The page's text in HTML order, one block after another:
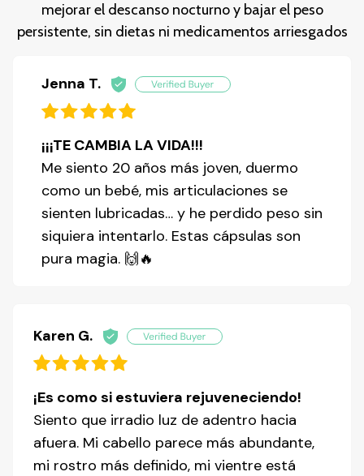
mejorar el descanso nocturno y bajar el peso
persistente, sin dietas ni medicamentos arriesgados
Jenna T.
¡¡¡TE CAMBIA LA VIDA!!!
Me siento 20 años más joven, duermo
como un bebé, mis articulaciones se
sienten lubricadas… y he perdido peso sin
siquiera intentarlo. Estas cápsulas son
pura magia. 🙌🔥
Karen G.
¡Es como si estuviera rejuveneciendo!
Siento que irradio luz de adentro hacia
afuera. Mi cabello parece más abundante,
mi rostro más definido, mi vientre está